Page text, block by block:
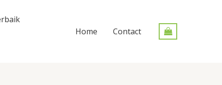
Home Contact